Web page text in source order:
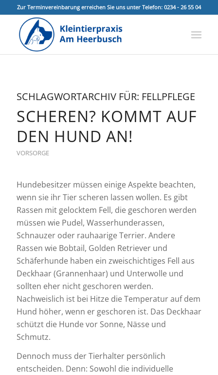
Zur Terminvereinbarung erreichen Sie uns unter Telefon: 0234 - 26 55 04
SCHLAGWORTARCHIV FÜR: FELLPFLEGE
SCHEREN? KOMMT AUF
DEN HUND AN!
VORSORGE
Hundebesitzer müssen einige Aspekte beachten,
wenn sie ihr Tier scheren lassen wollen. Es gibt
Rassen mit gelocktem Fell, die geschoren werden
müssen wie Pudel, Wasserhunderassen,
Schnauzer oder rauhaarige Terrier. Andere
Rassen wie Bobtail, Golden Retriever und
Schäferhunde haben ein zweischichtiges Fell aus
Deckhaar (Grannenhaar) und Unterwolle und
sollten eher nicht geschoren werden.
Nachweislich ist bei Hitze die Temperatur auf dem
Hund höher, wenn er geschoren ist. Das Deckhaar
schützt die Hunde vor Sonne, Nässe und
Schmutz.
Dennoch muss der Tierhalter persönlich
entscheiden. Denn: Sowohl die individuelle